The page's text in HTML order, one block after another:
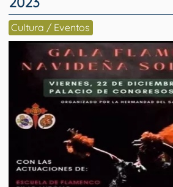
Cultura / Eventos